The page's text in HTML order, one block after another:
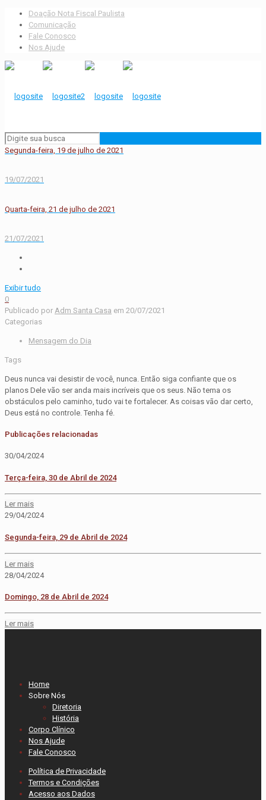
Doação Nota Fiscal Paulista
Comunicação
Fale Conosco
Nos Ajude
Segunda-feira, 19 de julho de 2021
19/07/2021
Quarta-feira, 21 de julho de 2021
21/07/2021
Exibir tudo
0
Publicado por Adm Santa Casa em 20/07/2021
Categorias
Mensagem do Dia
Tags
Deus nunca vai desistir de você, nunca. Então siga confiante que os
planos Dele vão ser anda mais incríveis que os seus. Não tema os
obstáculos pelo caminho, tudo vai te fortalecer. As coisas vão dar certo,
Deus está no controle. Tenha fé.
Publicações relacionadas
30/04/2024
Terça-feira, 30 de Abril de 2024
Ler mais
29/04/2024
Segunda-feira, 29 de Abril de 2024
Ler mais
28/04/2024
Domingo, 28 de Abril de 2024
Ler mais
Home
Sobre Nós
Diretoria
História
Corpo Clínico
Nos Ajude
Fale Conosco
Política de Privacidade
Termos e Condições
Acesso aos Dados